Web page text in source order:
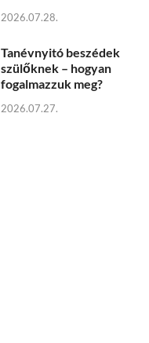
2026.07.28.
Tanévnyitó beszédek
szülőknek – hogyan
fogalmazzuk meg?
2026.07.27.